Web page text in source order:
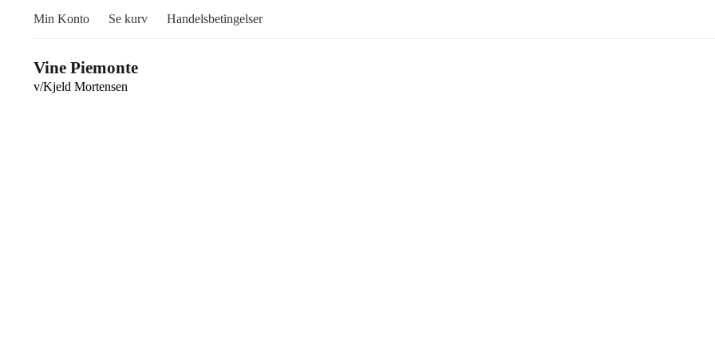
Min Konto Se kurv Handelsbetingelser
Vine Piemonte
v/Kjeld Mortensen